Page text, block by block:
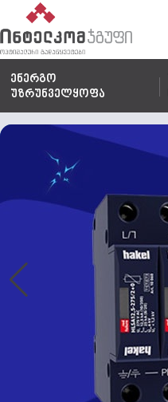
ენერგო
უზრუნველყოფა